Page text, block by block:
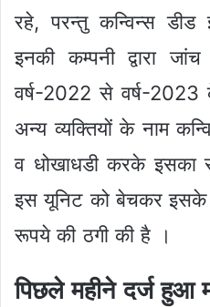
रहे, परन्तु कन्विन्स
इनकी कम्पनी द्वारा
वर्ष-2022 से वर्ष-
अन्य व्यक्तियों के नाम
व धोखाधडी करके इसका
इस यूनिट को बेचकर
रूपये की ठगी की है ।
पिछले महीने दर्ज हुआ